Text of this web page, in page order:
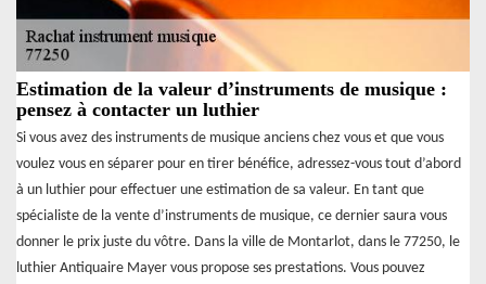
Estimation de la valeur d’instruments de musique :
pensez à contacter un luthier
Si vous avez des instruments de musique anciens chez vous et que vous
voulez vous en séparer pour en tirer bénéfice, adressez-vous tout d’abord
à un luthier pour effectuer une estimation de sa valeur. En tant que
spécialiste de la vente d’instruments de musique, ce dernier saura vous
donner le prix juste du vôtre. Dans la ville de Montarlot, dans le 77250, le
luthier Antiquaire Mayer vous propose ses prestations. Vous pouvez